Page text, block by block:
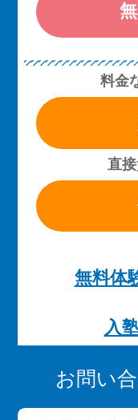
料金
直
無料体
入
お問い